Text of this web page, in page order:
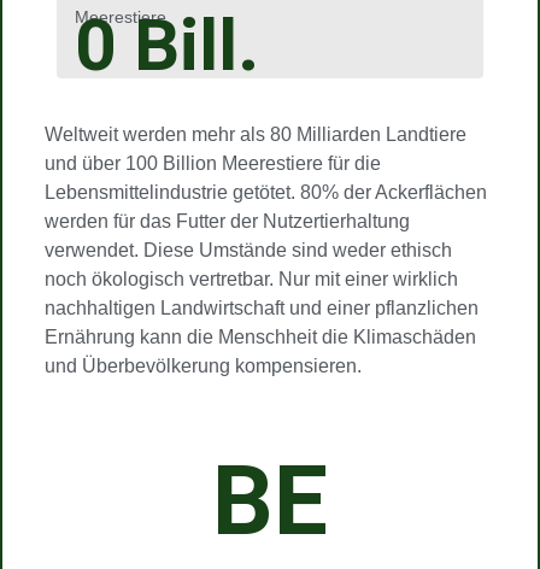
Meerestiere
0 Bill.
Weltweit werden mehr als 80 Milliarden Landtiere
und über 100 Billion Meerestiere für die
Lebensmittelindustrie getötet. 80% der Ackerflächen
werden für das Futter der Nutzertierhaltung
verwendet. Diese Umstände sind weder ethisch
noch ökologisch vertretbar. Nur mit einer wirklich
nachhaltigen Landwirtschaft und einer pflanzlichen
Ernährung kann die Menschheit die Klimaschäden
und Überbevölkerung kompensieren.
BE